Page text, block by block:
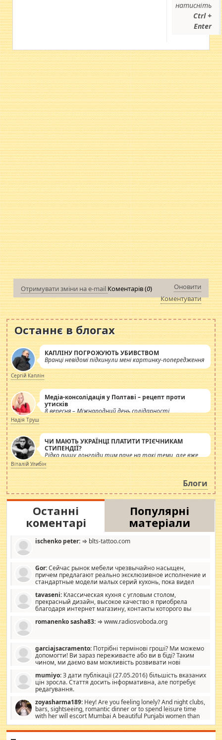
натисніть
Ctrl +
Enter
Отримувати зміни на e-mail Коментарів (0)
Оновити
Коментувати
Останнє в блогах
КАПЛІНУ ПОГРОЖУЮТЬ УБИВСТВОМ
Вранці невідомі підкинули мені картинку-попередження
Сергій Каплін
Медіа-консолідація у Полтаві – рецепт проти
утисків
8 вересня – Міжнародний день солідарності
журналістів.
Надія Труш
ЧИ МАЮТЬ УКРАЇНЦІ ПЛАТИТИ ТРІЄЧНИКАМ
СТИПЕНДІЇ?
Рідко пишу лонгріди тим паче на такі теми, але вже
просто дістало! Обурюють сьогоднішні інсенуації
навколо стипендіального питання. Штучно
роздувається ще одна соціальна катастрофа.
Віталій Улибін
Блоги
Останні
коментарі
Популярні
матеріали
ischenko peter: ⇒ blts-tattoo.com
Gor:Сейчас рынок мебели чрезвычайно насыщен,
причем предлагают реально эксклюзивное исполнение и
стандартные модели малых серий кухонь, пока видел
стандартные формы, в MebelOk, креативненько и что главное -
со вкусом все в порядке, без ненужных наворотов удорожающих
мебель, а это не последний фактор.
tavaseni: Классическая кухня с угловым столом,
прекрасный дизайн, высокое качество я приобрела
благодаря интернет магазину, контакты которого вы
romanenko sasha83: ⇒ www.radiosvoboda.org
garciajsacramento: Потрібні термінові гроші? Ми можемо
допомогти! Ви зараз переживаєте або ви в біді? Таким
чином, ми даємо вам можливість розвивати нові
допомагати людям, які намагаються дати їм шанс. Кожен
заслуговує на другий шанс, і, оскільки влада не зможе, вони
повинні приймати від інших. Для нас нема багато суми, і зрілість
витрат, а тільки узгоджених сум і нічого іншого. Не чекайте і не
коментуйте цей пост. Введіть суму, яку ви хочете подати, і ми
зв'яжемося з вами з усіма варіантами. зв'яжіться з нами
сьогодні на garciajsacramento@gmail.com Вам потрібні термінові
гроші? Ми можемо допомогти!
mumiyo:З дати публікації (27.05.2016) більшість вказаних
цін зросла. Стаття досить інформативна, але потребує
редагування.
zoyasharma189: Hey! Are you feeling lonely? And night clubs,
bars, sightseeing, romantic dinner or to spend leisure time
with her will escort Mumbai A beautiful Punjabi women than
sexy escort companion in arms that you guys feel like 5 star luxury
hotel had to spend the night in their search for loved solitaire free